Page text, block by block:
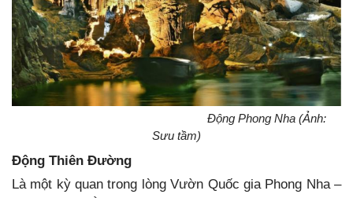
Động Phong Nha (Ảnh:
Sưu tầm)
Động Thiên Đường
Là một kỳ quan trong lòng Vườn Quốc gia Phong Nha –